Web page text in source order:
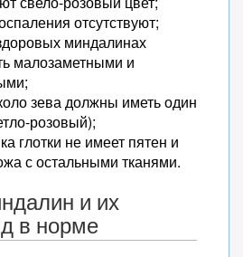
отсутствуют;
миндалинах
малозаметными и
зева должны иметь один
розовый);
глотки не имеет пятен и
с остальными тканями.
и их
в норме